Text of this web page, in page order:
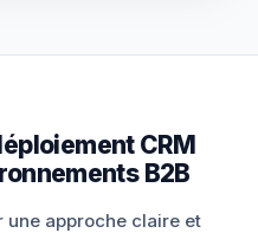
CRM
B2B
une approche claire et